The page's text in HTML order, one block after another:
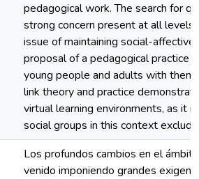
pedagogical work. The search for
strong concern present at all
issue of maintaining social-
proposal of a pedagogical practice
young people and adults with
link theory and practice
virtual learning environments, as it
social groups in this context
Los profundos cambios en el
venido imponiendo grandes